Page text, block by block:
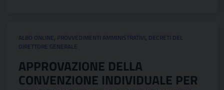
ALBO ONLINE, PROVVEDIMENTI AMMINISTRATIVI, DECRETI DEL
DIRETTORE GENERALE
APPROVAZIONE DELLA
CONVENZIONE INDIVIDUALE PER